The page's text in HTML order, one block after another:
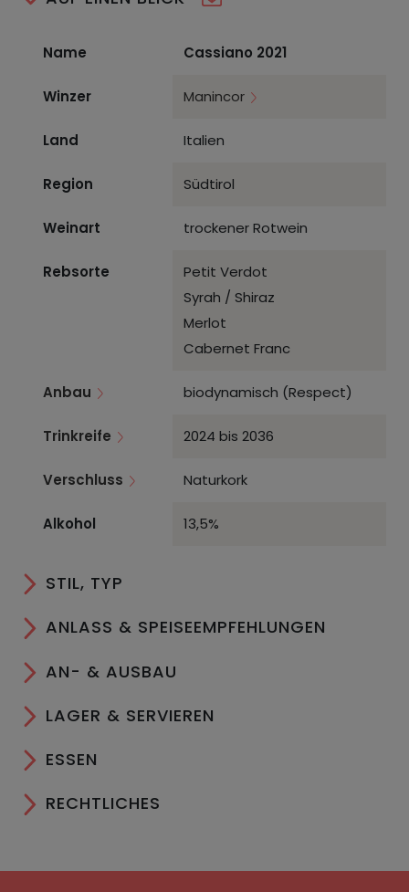
Name Cassiano 2021
Winzer Manincor
Land Italien
Region Südtirol
Weinart trockener Rotwein
Rebsorte
Petit Verdot
Syrah / Shiraz
Merlot
Cabernet Franc
Anbau biodynamisch (Respect)
Trinkreife 2024 bis 2036
Verschluss Naturkork
Alkohol 13,5%
STIL, TYP
ANLASS & SPEISEEMPFEHLUNGEN
AN- & AUSBAU
LAGER & SERVIEREN
ESSEN
RECHTLICHES